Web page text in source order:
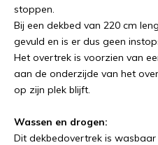
stoppen.
Bij een dekbed van 220 cm
gevuld en is er dus geen
Het overtrek is voorzien van
aan de onderzijde van het
op zijn plek blijft.
Wassen en drogen:
Dit dekbedovertrek is